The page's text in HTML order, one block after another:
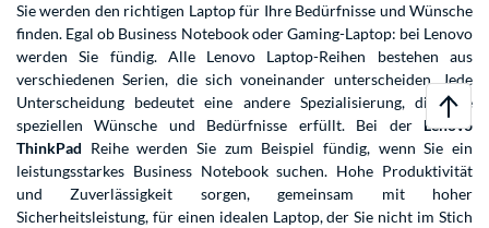
Sie werden den richtigen Laptop für Ihre Bedürfnisse und Wünsche
finden. Egal ob Business Notebook oder Gaming-Laptop: bei Lenovo
werden Sie fündig. Alle Lenovo Laptop-Reihen bestehen aus
verschiedenen Serien, die sich voneinander unterscheiden. Jede
Unterscheidung bedeutet eine andere Spezialisierung, die Ihre
speziellen Wünsche und Bedürfnisse erfüllt. Bei derLenovo
ThinkPad Reihe werden Sie zum Beispiel fündig, wenn Sie ein
leistungsstarkes Business Notebook suchen. Hohe Produktivität
und Zuverlässigkeit sorgen, gemeinsam mit hoher
Sicherheitsleistung, für einen idealen Laptop, der Sie nicht im Stich